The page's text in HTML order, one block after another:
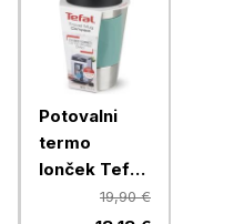
Potovalni
termo
lonček Tefal
19,90 €